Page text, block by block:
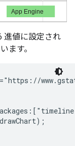
進値に設定され
ます。